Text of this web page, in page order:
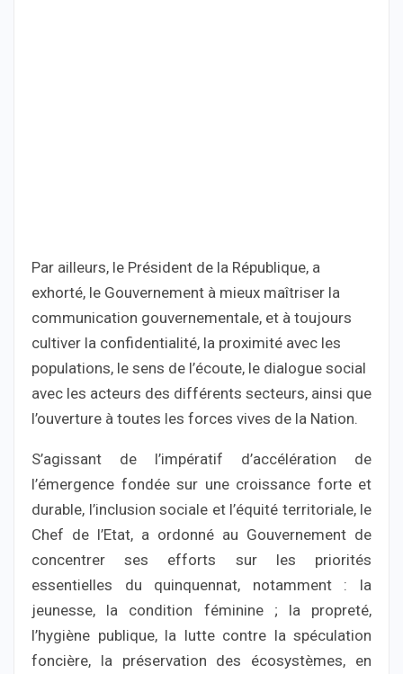
Par ailleurs, le Président de la République, a
exhorté, le Gouvernement à mieux maîtriser la
communication gouvernementale, et à toujours
cultiver la confidentialité, la proximité avec les
populations, le sens de l’écoute, le dialogue social
avec les acteurs des différents secteurs, ainsi que
l’ouverture à toutes les forces vives de la Nation.
S’agissant de l’impératif d’accélération de
l’émergence fondée sur une croissance forte et
durable, l’inclusion sociale et l’équité territoriale, le
Chef de l’Etat, a ordonné au Gouvernement de
concentrer ses efforts sur les priorités
essentielles du quinquennat, notamment : la
jeunesse, la condition féminine ; la propreté,
l’hygiène publique, la lutte contre la spéculation
foncière, la préservation des écosystèmes, en